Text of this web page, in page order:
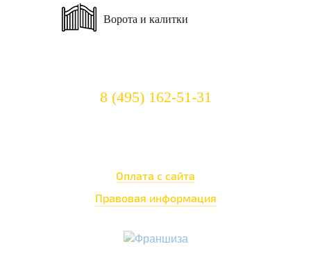
Ворота и калитки
8 (495) 162-51-31
Оплата с сайта
Правовая информация